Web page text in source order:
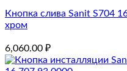
Кнопка слива Sanit S704
хром
6,060.00 ₽